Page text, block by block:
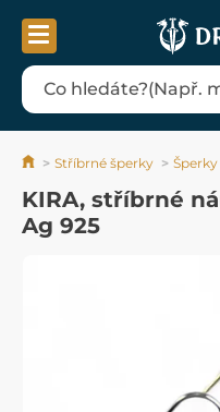
Stříbrné šperky
KIRA, stříbrné
Ag 925